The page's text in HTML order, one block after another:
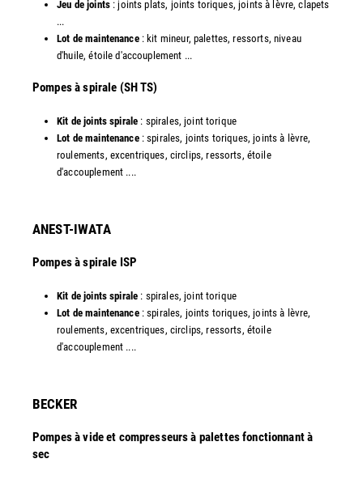
Jeu de joints : joints plats, joints toriques, joints à lèvre, clapets
...
Lot de maintenance: kit mineur, palettes, ressorts, niveau
d'huile, étoile d'accouplement ...​
​Pompes à spirale (SH TS)
Kit de joints spirale : spirales, joint torique
Lot de maintenance: spirales, joints toriques, joints à lèvre,
roulements, excentriques, circlips, ressorts, étoile
d'accouplement ....​
ANEST-IWATA
Pompes à spirale ISP
Kit de joints spirale : spirales, joint torique
Lot de maintenance: spirales, joints toriques, joints à lèvre,
roulements, excentriques, circlips, ressorts, étoile
d'accouplement ....
​BECKER
Pompes à vide et compresseurs à palettes fonctionnant à
sec